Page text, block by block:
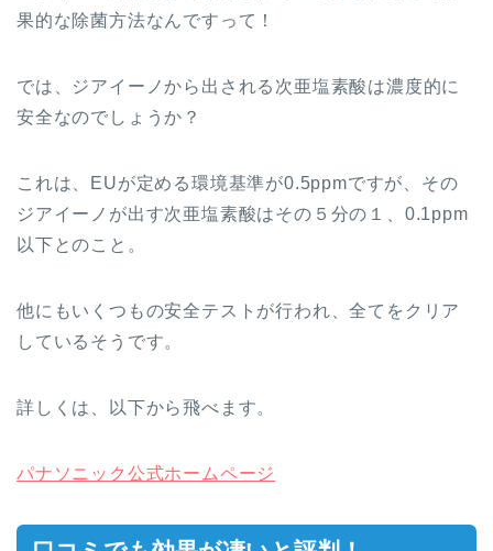
果的な除菌方法なんですって！
では、ジアイーノから出される次亜塩素酸は濃度的に
安全なのでしょうか？
これは、EUが定める環境基準が0.5ppmですが、その
ジアイーノが出す次亜塩素酸はその５分の１、0.1ppm
以下とのこと。
他にもいくつもの安全テストが行われ、全てをクリア
しているそうです。
詳しくは、以下から飛べます。
パナソニック公式ホームページ